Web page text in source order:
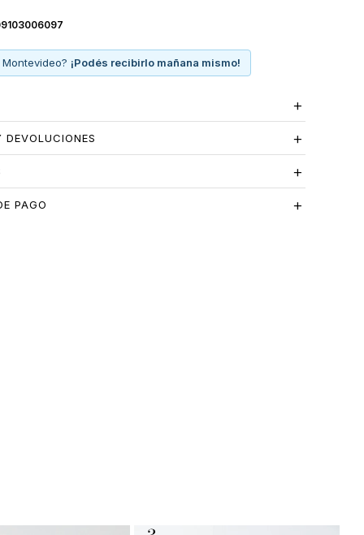
Montevideo? ¡Podés recibirlo mañana mismo!
DEVOLUCIONES
PAGO